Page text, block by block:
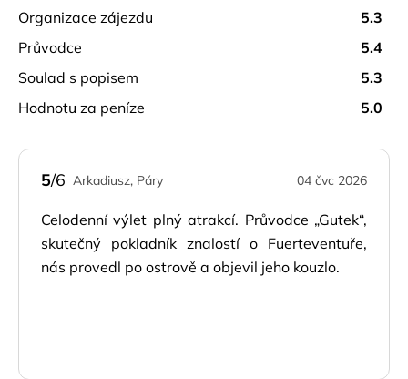
organizace zájezdu
5.3
průvodce
5.4
soulad s popisem
5.3
hodnotu za peníze
5.0
5/6 Arkadiusz, Páry 04 čvc 2026
Celodenní výlet plný atrakcí. Průvodce „Gutek“,
skutečný pokladník znalostí o Fuerteventuře,
nás provedl po ostrově a objevil jeho kouzlo.